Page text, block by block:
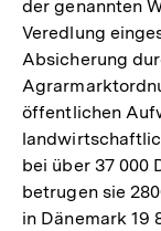
der genannten
Veredlung
Absicherung
öffentlichen
bei über 37 000
betrugen sie
in Dänemark 19